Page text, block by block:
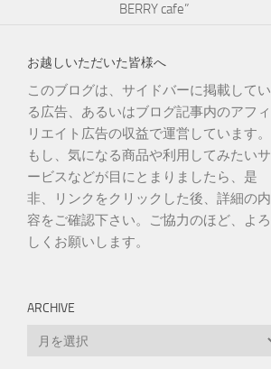
BERRY cafe”
お越しいただいた皆様へ
このブログは、サイドバーに掲載してい
る広告、あるいはブログ記事内のアフィ
リエイト広告の収益で運営しています。
もし、気になる商品や利用してみたいサ
ービスなどが目にとまりましたら、是
非、リンクをクリックした後、詳細の内
容をご確認下さい。ご協力のほど、よろ
しくお願いします。
ARCHIVE
Archive